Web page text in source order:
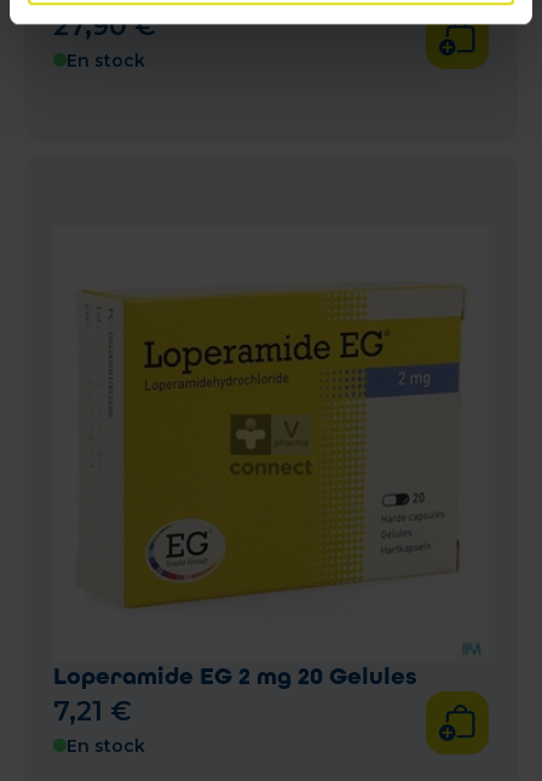
27,90€
En stock
Loperamide EG 2 mg 20 Gelules
7,21 €
En stock